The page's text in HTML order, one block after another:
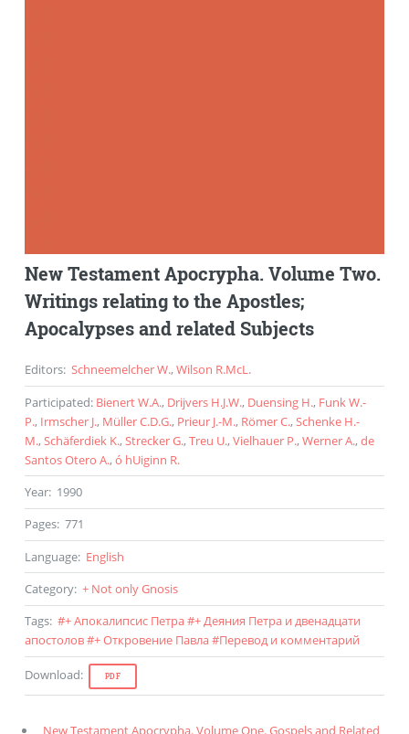
New Testament Apocrypha. Volume Two.
Writings relating to the Apostles;
Apocalypses and related Subjects
Editors: Schneemelcher W., Wilson R.McL.
Participated: Bienert W.A., Drijvers H.J.W., Duensing H., Funk W.-
P., Irmscher J., Müller C.D.G., Prieur J.-M., Römer C., Schenke H.-
M., Schäferdiek K., Strecker G., Treu U., Vielhauer P., Werner A., de
Santos Otero A., ó hUiginn R.
Year: 1990
Pages: 771
Language: English
Category: + Not only Gnosis
Tags: #+ Апокалипсис Петра#+ Деяния Петра и двенадцати
апостолов#+ Откровение Павла#Перевод и комментарий
Download: PDF
New Testament Apocrypha. Volume One. Gospels and Related